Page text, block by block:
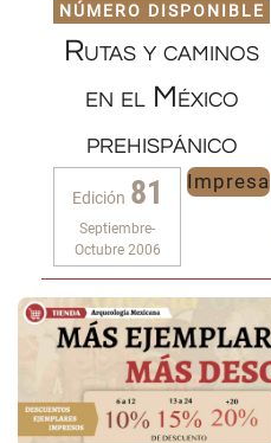
NÚMERO DISPONIBLE
Rutas y caminos
en el México
prehispánico
Edición 81
Septiembre-
Octubre 2006
Impresa